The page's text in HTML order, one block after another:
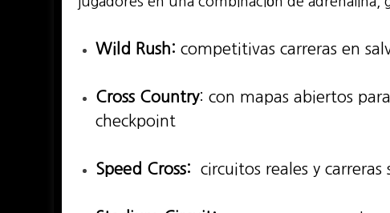
Wild Rush: competitivas carreras en
Cross Country: con mapas abiertos
checkpoint
Speed Cross: circuitos reales y carreras